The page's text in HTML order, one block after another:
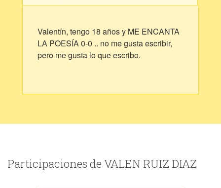
Valentín, tengo 18 años y ME ENCANTA
LA POESÍA 0-0 .. no me gusta escribir,
pero me gusta lo que escribo.
Participaciones de VALEN RUIZ DIAZ